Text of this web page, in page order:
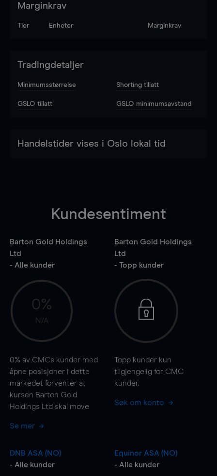
Marginkrav
Tier Enheter Marginkrav
Tradingdetaljer
Minimumsstørrelse Shorting tillatt
GSLO tillatt GSLO minimumsavstand
Handelstider vises i Oslo lokal tid
Kundesentiment
Barton Gold Holdings
Ltd
- Alle kunder
0%
N/A
0% av CMCs kunder med
åpne posisjoner i dette
markedet forventer at
kursen Barton Gold
Holdings Ltd skal move
Se mer
Barton Gold Holdings
Ltd
- Topp kunder
Topp kunder kun
tilgjengelig for CMC
kunder.
Søk om konto
DNB ASA (NO)
- Alle kunder
Equinor ASA (NO)
- Alle kunder